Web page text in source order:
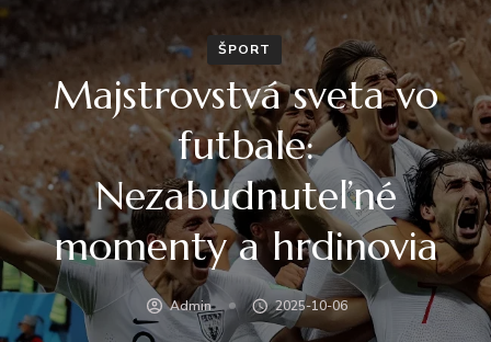
ŠPORT
Majstrovstvá sveta vo
futbale:
Nezabudnuteľné
momenty a hrdinovia
Admin 2025-10-06